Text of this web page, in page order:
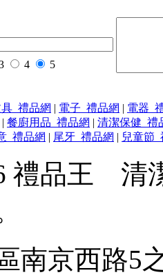
4 5
_禮品網 | 電子_禮品網 | 電器_
| 餐廚用品_禮品網 | 清潔保健_禮
_禮品網 | 尾牙_禮品網 | 兒童節
禮品王 清
南京西路5